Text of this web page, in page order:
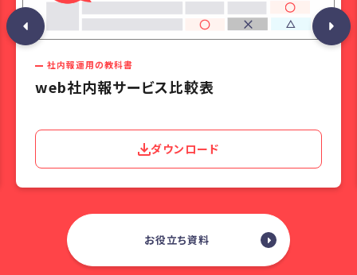
社内報運用の教科書
web社内報サービス比較表
ダウンロード
お役立ち資料